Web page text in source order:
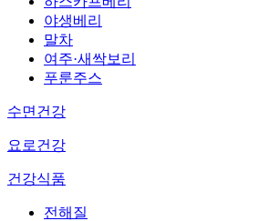
야생베리
말차
여주·새싹보리
푸룬주스
수면건강
요로건강
건강식품
전해질